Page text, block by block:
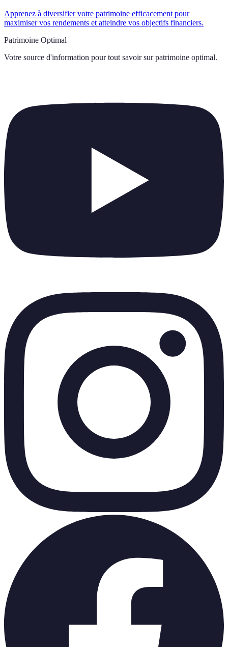
Apprenez à diversifier votre patrimoine efficacement pour
maximiser vos rendements et atteindre vos objectifs financiers.
Patrimoine Optimal
Votre source d'information pour tout savoir sur patrimoine optimal.